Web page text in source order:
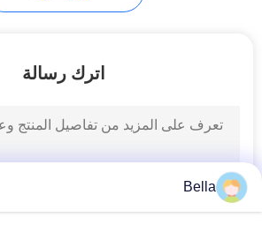
اترك رسالة
Bella